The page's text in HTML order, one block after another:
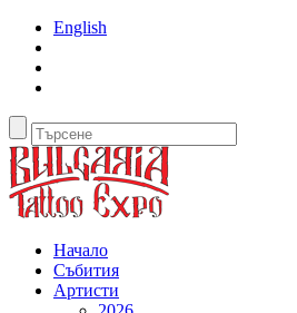
English
Начало
Събития
Артисти